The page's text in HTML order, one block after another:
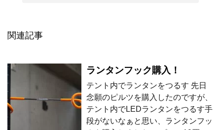
関連記事
ランタンフック購入！
テント内でランタンをつるす 先日
念願のピルツを購入したのですが、
テント内でLEDランタンをつるす手
段がないなぁと思い、ランタンフッ